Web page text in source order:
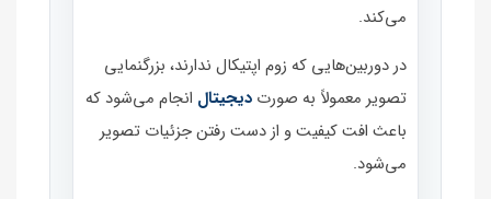
می‌کند.
در دوربین‌هایی که زوم اپتیکال ندارند، بزرگنمایی
تصویر معمولاً به صورت دیجیتال انجام می‌شود که
باعث افت کیفیت و از دست رفتن جزئیات تصویر
می‌شود.